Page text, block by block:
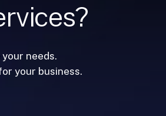
needs.
your business.